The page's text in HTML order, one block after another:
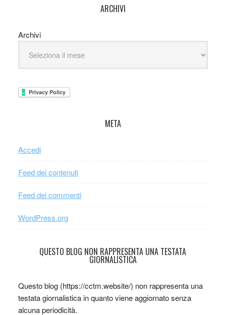
ARCHIVI
Archivi
META
Accedi
Feed dei contenuti
Feed dei commenti
WordPress.org
QUESTO BLOG NON RAPPRESENTA UNA TESTATA
GIORNALISTICA
Questo blog (https://cctm.website/) non rappresenta una
testata giornalistica in quanto viene aggiornato senza
alcuna periodicità.